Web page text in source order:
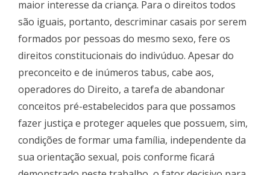
maior interesse da criança. Para o direitos todos
são iguais, portanto, descriminar casais por serem
formados por pessoas do mesmo sexo, fere os
direitos constitucionais do indivúduo. Apesar do
preconceito e de inúmeros tabus, cabe aos,
operadores do Direito, a tarefa de abandonar
conceitos pré-estabelecidos para que possamos
fazer justiça e proteger aqueles que possuem, sim,
condições de formar uma família, independente da
sua orientação sexual, pois conforme ficará